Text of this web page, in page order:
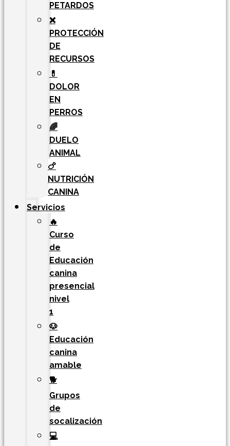
PETARDOS
❌
PROTECCIÓN
DE
RECURSOS
💊
DOLOR
EN
PERROS
🌈
DUELO
ANIMAL
🍗
NUTRICIÓN
CANINA
Servicios
🔥
Curso
de
Educación
canina
presencial
nivel
1
🐶
Educación
canina
amable
🐕
Grupos
de
socalización
💻